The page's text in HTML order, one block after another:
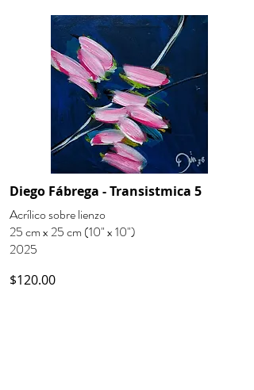
Diego Fábrega - Transistmica 5
Acrílico sobre lienzo
25 cm x 25 cm (10" x 10")
2025
$120.00